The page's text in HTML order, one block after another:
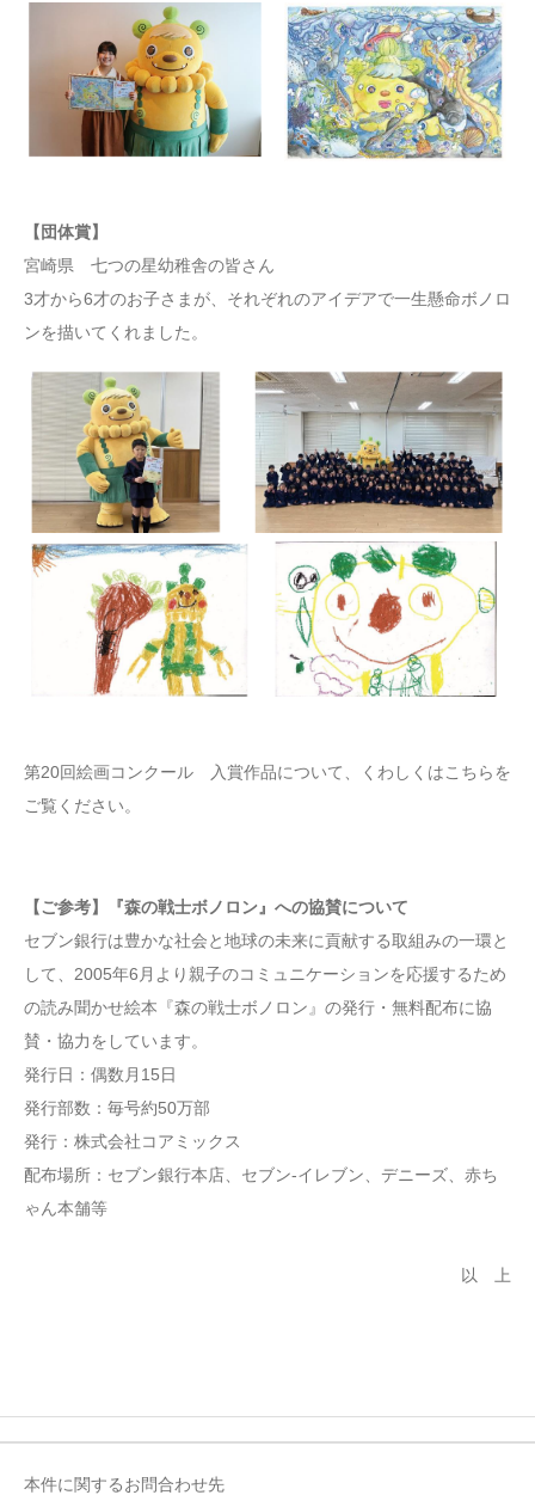
【団体賞】
宮崎県 七つの星幼稚舎の皆さん
3才から6才のお子さまが、それぞれのアイデアで一生懸命ボノロ
ンを描いてくれました。
第20回絵画コンクール 入賞作品について、くわしくはこちらを
ご覧ください。
【ご参考】
『森の戦士ボノロン』への協賛について
セブン銀行は豊かな社会と地球の未来に貢献する取組みの一環と
して、2005年6月より親子のコミュニケーションを応援するため
の読み聞かせ絵本『森の戦士ボノロン』の発行・無料配布に協
賛・協力をしています。
発行日：偶数月15日
発行部数：毎号約50万部
発行：株式会社コアミックス
配布場所：セブン銀行本店、セブン‐イレブン、デニーズ、赤ち
ゃん本舗等
以 上
本件に関するお問合わせ先